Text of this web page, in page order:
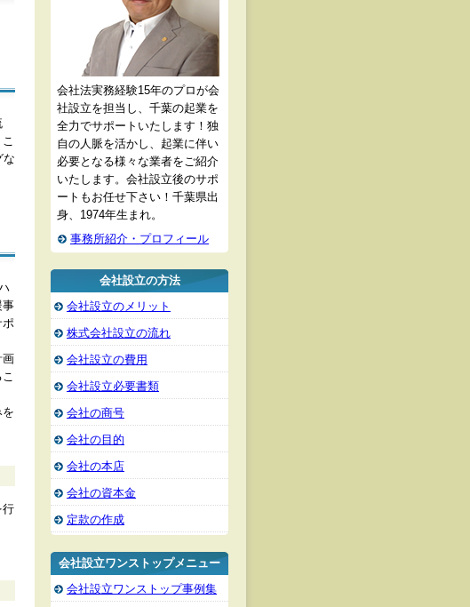
な
事
ポ
画
行
会社法実務経験15年のプロが会
社設立を担当し、千葉の起業を
全力でサポートいたします！独
自の人脈を活かし、起業に伴い
必要となる様々な業者をご紹介
いたします。会社設立後のサポ
ートもお任せ下さい！千葉県出
身、1974年生まれ。
事務所紹介・プロフィール
会社設立の方法
会社設立のメリット
株式会社設立の流れ
会社設立の費用
会社設立必要書類
会社の商号
会社の目的
会社の本店
会社の資本金
定款の作成
会社設立ワンストップメニュー
会社設立ワンストップ事例集